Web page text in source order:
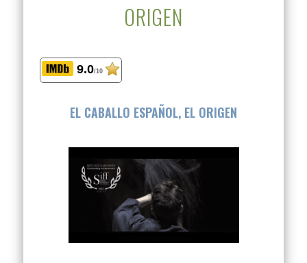
ORIGEN
9.0/10
EL CABALLO ESPAÑOL, EL ORIGEN